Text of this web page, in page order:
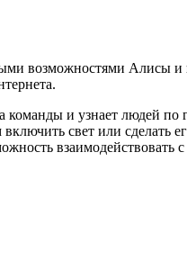
возможностями Алисы и
и узнает людей по
свет или
взаимодействовать